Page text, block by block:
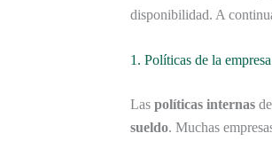
disponibilidad. A
1. Políticas de la empresa
Las políticas internas
sueldo. Muchas